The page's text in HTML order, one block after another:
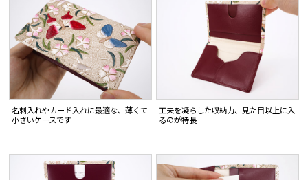
名刺入れやカード入れに最適な、薄くて
小さいケースです
工夫を凝らした収納力、見た目以上に入
るのが特長